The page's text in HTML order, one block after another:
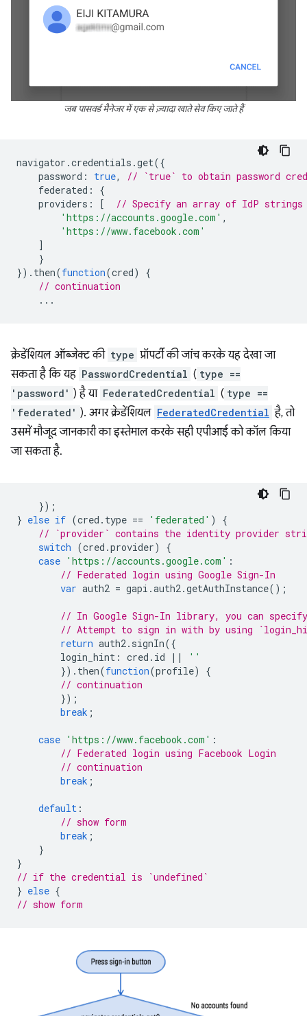
जब पासवर्ड मैनेजर में एक से ज़्यादा खाते सेव किए जाते हैं
navigator .credentials .get({
password : true,
// `true` to obtain password
federated :
{
providers : [
// Specify an array of IdP strings
'https://accounts.google.com' ,
'https://www.facebook.com'
]
}
}). then(function(cred)
{
// continuation
...
क्रेडेंशियल ऑब्जेक्ट की type प्रॉपर्टी की जांच करके यह देखा जा
सकता है कि यह PasswordCredential ( type ==
'password' ) है या FederatedCredential ( type ==
'federated' ). अगर क्रेडेंशियल FederatedCredential है, तो
उसमें मौजूद जानकारी का इस्तेमाल करके सही एपीआई को कॉल किया
जा सकता है.
});
} else if (cred . type == 'federated' )
{
// `provider` contains the identity provider
switch (cred .provider)
{
case 'https://accounts.google.com' :
// Federated login using Google Sign-In
var auth2 = gapi .auth2 .getAuthInstance();
// In Google Sign-In library, you can
// Attempt to sign in with by using
return auth2 . signIn({
login_hint : cred . id ||
''
}). then(function(profile)
{
// continuation
});
break ;
case 'https://www.facebook.com' :
// Federated login using Facebook Login
// continuation
break ;
default :
// show form
break ;
}
}
// if the credential is `undefined`
} else {
// show form